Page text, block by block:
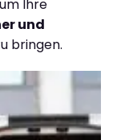
Ihre
und
bringen.